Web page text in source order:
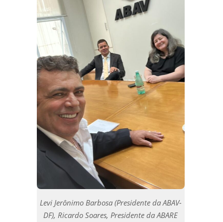
Levi Jerônimo Barbosa (Presidente da ABAV-
DF), Ricardo Soares, Presidente da ABARE